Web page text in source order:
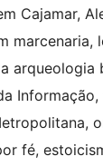
Cajamar,
fé,